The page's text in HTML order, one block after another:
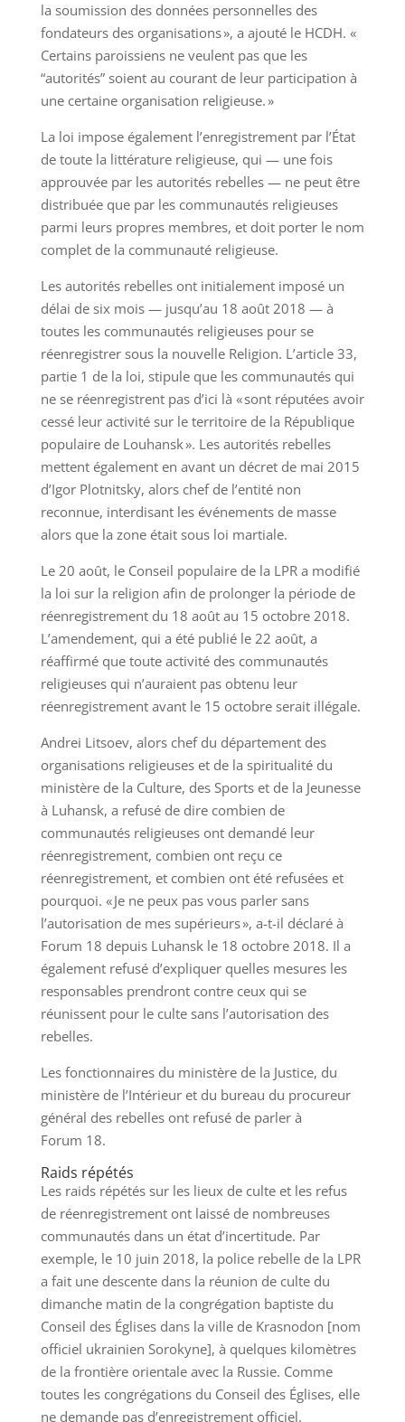
la soumission des données personnelles des
fondateurs des organisations », a ajouté le HCDH. «
Certains paroissiens ne veulent pas que les
“autorités” soient au courant de leur participation à
une certaine organisation religieuse. »
La loi impose également l’enregistrement par l’État
de toute la littérature religieuse, qui — une fois
approuvée par les autorités rebelles — ne peut être
distribuée que par les communautés religieuses
parmi leurs propres membres, et doit porter le nom
complet de la communauté religieuse.
Les autorités rebelles ont initialement imposé un
délai de six mois — jusqu’au 18 août 2018 — à
toutes les communautés religieuses pour se
réenregistrer sous la nouvelle Religion. L’article 33,
partie 1 de la loi, stipule que les communautés qui
ne se réenregistrent pas d’ici là « sont réputées avoir
cessé leur activité sur le territoire de la République
populaire de Louhansk ». Les autorités rebelles
mettent également en avant un décret de mai 2015
d’Igor Plotnitsky, alors chef de l’entité non
reconnue, interdisant les événements de masse
alors que la zone était sous loi martiale.
Le 20 août, le Conseil populaire de la LPR a modifié
la loi sur la religion afin de prolonger la période de
réenregistrement du 18 août au 15 octobre 2018.
L’amendement, qui a été publié le 22 août, a
réaffirmé que toute activité des communautés
religieuses qui n’auraient pas obtenu leur
réenregistrement avant le 15 octobre serait illégale.
Andrei Litsoev, alors chef du département des
organisations religieuses et de la spiritualité du
ministère de la Culture, des Sports et de la Jeunesse
à Luhansk, a refusé de dire combien de
communautés religieuses ont demandé leur
réenregistrement, combien ont reçu ce
réenregistrement, et combien ont été refusées et
pourquoi. « Je ne peux pas vous parler sans
l’autorisation de mes supérieurs », a-t-il déclaré à
Forum 18 depuis Luhansk le 18 octobre 2018. Il a
également refusé d’expliquer quelles mesures les
responsables prendront contre ceux qui se
réunissent pour le culte sans l’autorisation des
rebelles.
Les fonctionnaires du ministère de la Justice, du
ministère de l’Intérieur et du bureau du procureur
général des rebelles ont refusé de parler à
Forum 18.
Raids répétés
Les raids répétés sur les lieux de culte et les refus
de réenregistrement ont laissé de nombreuses
communautés dans un état d’incertitude. Par
exemple, le 10 juin 2018, la police rebelle de la LPR
a fait une descente dans la réunion de culte du
dimanche matin de la congrégation baptiste du
Conseil des Églises dans la ville de Krasnodon [nom
officiel ukrainien Sorokyne], à quelques kilomètres
de la frontière orientale avec la Russie. Comme
toutes les congrégations du Conseil des Églises, elle
ne demande pas d’enregistrement officiel.